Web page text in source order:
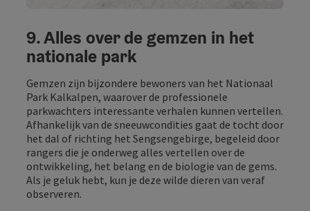
Start
9. Alles over de gemzen in het
nationale park
Gemzen zijn bijzondere bewoners van het Nationaal
Park Kalkalpen, waarover de professionele
parkwachters interessante verhalen kunnen vertellen.
Afhankelijk van de sneeuwcondities gaat de tocht door
het dal of richting het Sengsengebirge, begeleid door
rangers die je onderweg alles vertellen over de
ontwikkeling, het belang en de biologie van de gems.
Als je geluk hebt, kun je deze wilde dieren van veraf
observeren.